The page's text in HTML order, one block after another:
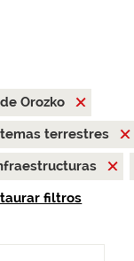
Orozko
terrestres
filtros